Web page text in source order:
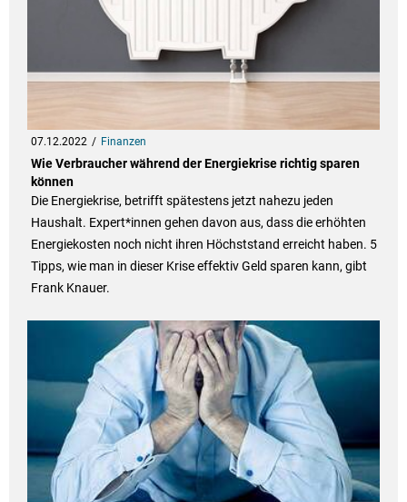
07.12.2022 Finanzen
Wie Verbraucher während der Energiekrise richtig sparen
können
Die Energiekrise, betrifft spätestens jetzt nahezu jeden
Haushalt. Expert*innen gehen davon aus, dass die erhöhten
Energiekosten noch nicht ihren Höchststand erreicht haben. 5
Tipps, wie man in dieser Krise effektiv Geld sparen kann, gibt
Frank Knauer.